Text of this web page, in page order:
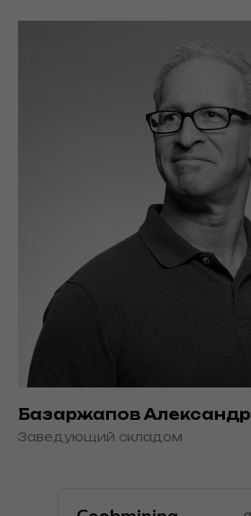
Базаржапов Александр
Заведующий складом